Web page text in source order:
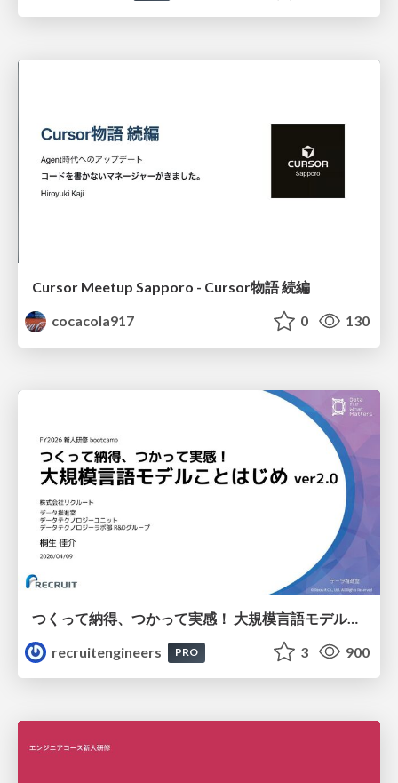
Cursor Meetup Sapporo - Cursor物語 続編
cocacola917
0 130
つくって納得、つかって実感！ 大規模言語モデルことはじめ ver2.0
recruitengineers
PRO 3 900